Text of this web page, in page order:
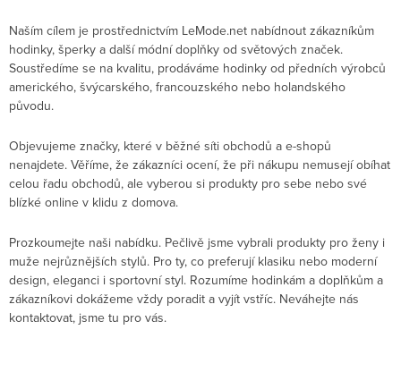
Naším cílem je prostřednictvím LeMode.net nabídnout zákazníkům
hodinky, šperky a další módní doplňky od světových značek.
Soustředíme se na kvalitu, prodáváme hodinky od předních výrobců
amerického, švýcarského, francouzského nebo holandského
původu.
Objevujeme značky, které v běžné síti obchodů a e-shopů
nenajdete. Věříme, že zákazníci ocení, že při nákupu nemusejí obíhat
celou řadu obchodů, ale vyberou si produkty pro sebe nebo své
blízké online v klidu z domova.
Prozkoumejte naši nabídku. Pečlivě jsme vybrali produkty pro ženy i
muže nejrůznějších stylů. Pro ty, co preferují klasiku nebo moderní
design, eleganci i sportovní styl. Rozumíme hodinkám a doplňkům a
zákazníkovi dokážeme vždy poradit a vyjít vstříc. Neváhejte nás
kontaktovat, jsme tu pro vás.